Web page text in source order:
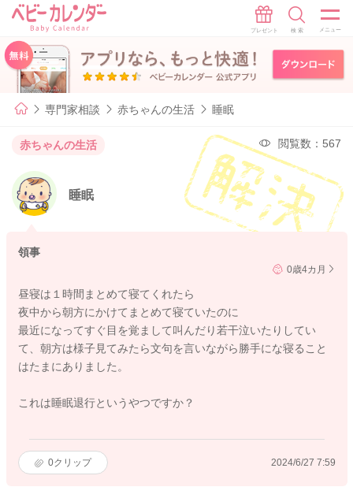
専門家相談 赤ちゃんの生活 睡眠
赤ちゃんの生活 閲覧数：567
睡眠
領事
0歳4カ月
昼寝は１時間まとめて寝てくれたら
夜中から朝方にかけてまとめて寝ていたのに
最近になってすぐ目を覚まして叫んだり若干泣いたりしてい
て、朝方は様子見てみたら文句を言いながら勝手にな寝ること
はたまにありました。
これは睡眠退行というやつですか？
0クリップ 2024/6/27 7:59